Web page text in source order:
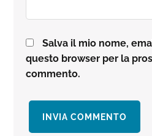
Salva il mio nome,
questo browser per la
commento.